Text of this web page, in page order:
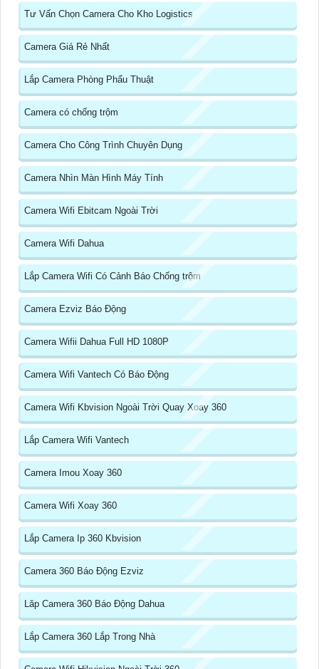
Tư Vấn Chọn Camera Cho Kho Logistics
Camera Giá Rẻ Nhất
Lắp Camera Phòng Phẩu Thuật
Camera có chống trộm
Camera Cho Công Trình Chuyên Dụng
Camera Nhìn Màn Hình Máy Tính
Camera Wifi Ebitcam Ngoài Trời
Camera Wifi Dahua
Lắp Camera Wifi Có Cảnh Báo Chống trộm
Camera Ezviz Báo Động
Camera Wifii Dahua Full HD 1080P
Camera Wifi Vantech Có Báo Động
Camera Wifi Kbvision Ngoài Trời Quay Xoay 360
Lắp Camera Wifi Vantech
Camera Imou Xoay 360
Camera Wifi Xoay 360
Lắp Camera Ip 360 Kbvision
Camera 360 Báo Động Ezviz
Lăp Camera 360 Báo Động Dahua
Lắp Camera 360 Lắp Trong Nhà